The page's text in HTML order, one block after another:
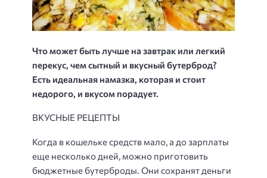
Что может быть лучше на завтрак или легкий
перекус, чем сытный и вкусный бутерброд?
Есть идеальная намазка, которая и стоит
недорого, и вкусом порадует.
ВКУСНЫЕ РЕЦЕПТЫ
Когда в кошельке средств мало, а до зарплаты
еще несколько дней, можно приготовить
бюджетные бутерброды. Они сохранят деньги